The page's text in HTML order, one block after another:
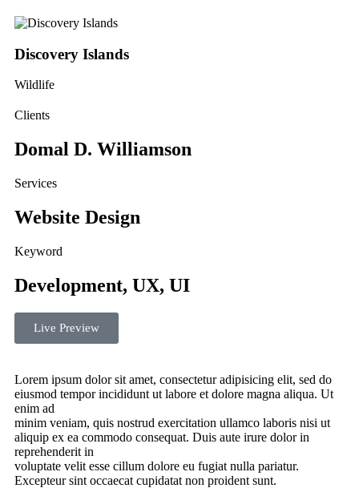
Discovery Islands
Wildlife
Clients
Domal D. Williamson
Services
Website Design
Keyword
Development, UX, UI
Live Preview
Lorem ipsum dolor sit amet, consectetur adipisicing elit, sed do
eiusmod tempor incididunt ut labore et dolore magna aliqua. Ut
enim ad
minim veniam, quis nostrud exercitation ullamco laboris nisi ut
aliquip ex ea commodo consequat. Duis aute irure dolor in
reprehenderit in
voluptate velit esse cillum dolore eu fugiat nulla pariatur.
Excepteur sint occaecat cupidatat non proident sunt.